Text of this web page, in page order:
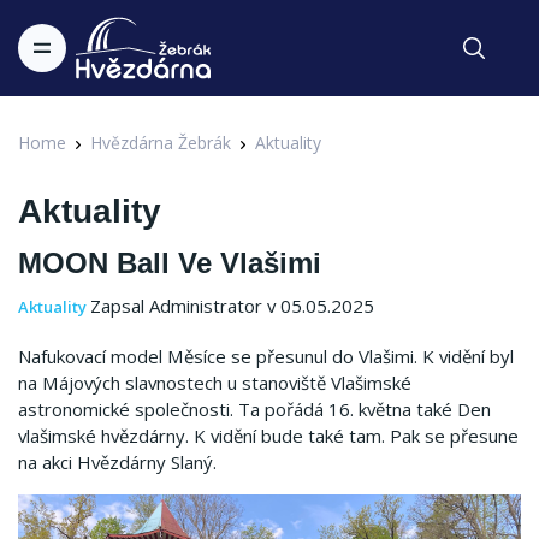
Home Hvězdárna Žebrák Aktuality
Aktuality
MOON Ball Ve Vlašimi
Aktuality Zapsal Administrator v 05.05.2025
Nafukovací model Měsíce se přesunul do Vlašimi. K vidění byl
na Májových slavnostech u stanoviště Vlašimské
astronomické společnosti. Ta pořádá 16. května také Den
vlašimské hvězdárny. K vidění bude také tam. Pak se přesune
na akci Hvězdárny Slaný.